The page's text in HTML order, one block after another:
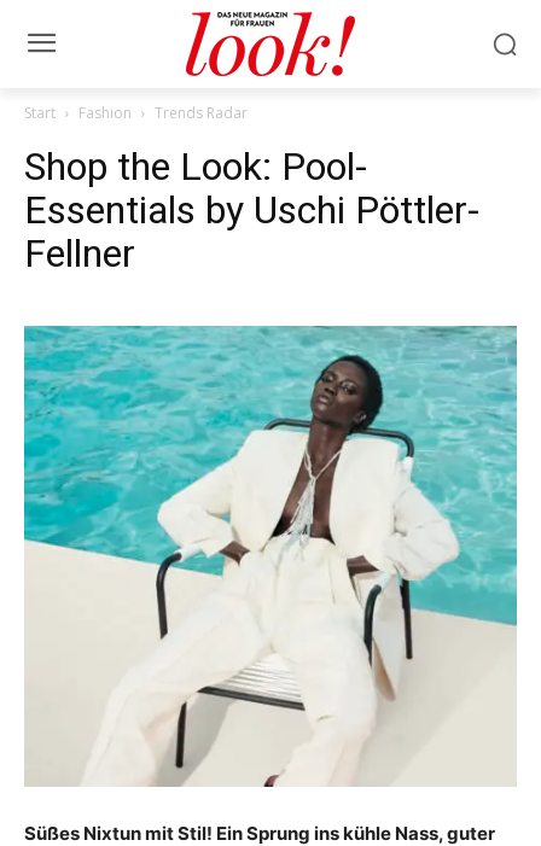
Start Fashion Trends Radar
Shop the Look: Pool-
Essentials by Uschi Pöttler-
Fellner
Süßes Nixtun mit Stil! Ein Sprung ins kühle Nass, guter